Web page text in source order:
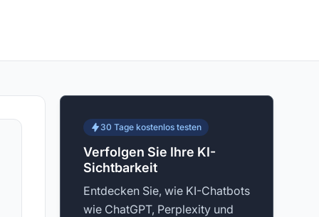
30 Tage kostenlos testen
Verfolgen Sie Ihre KI-
Sichtbarkeit
Entdecken Sie, wie KI-Chatbots
wie ChatGPT, Perplexity und